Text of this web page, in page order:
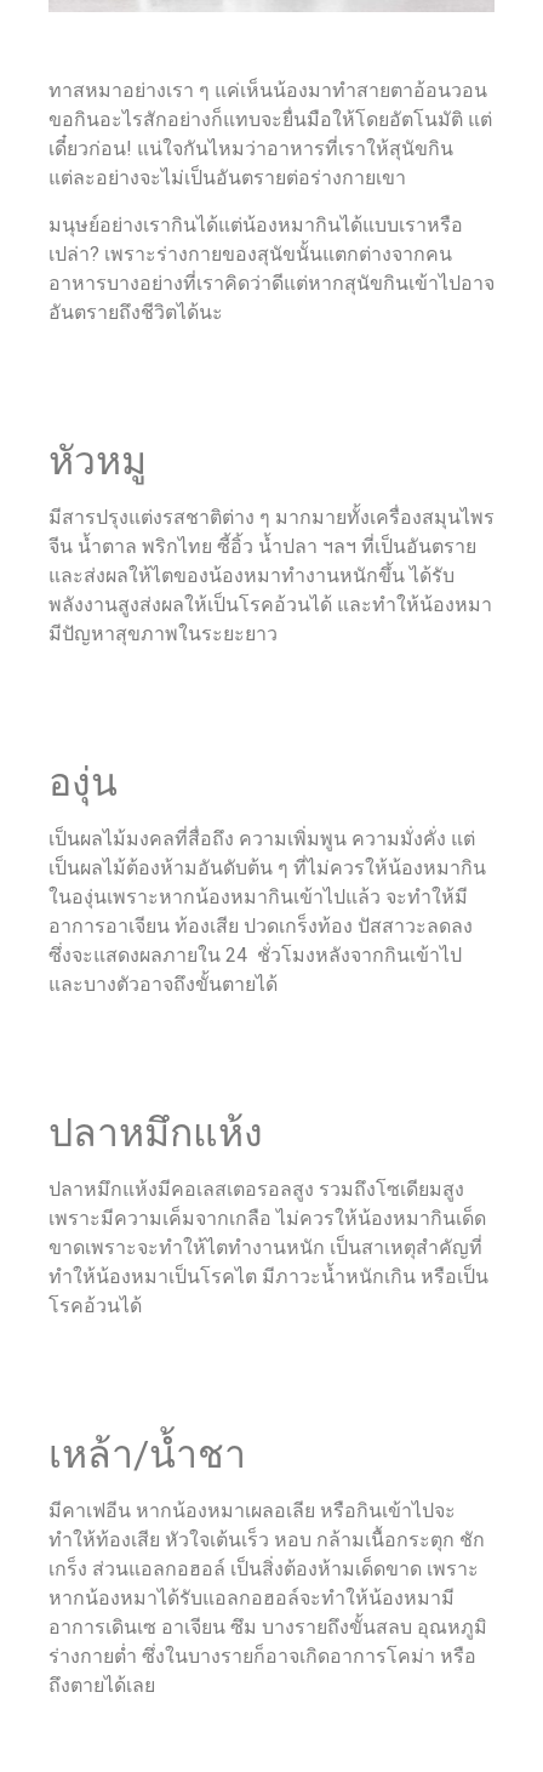
ทาสหมาอย่างเรา ๆ แค่เห็นน้องมาทำสายตาอ้อนวอน
ขอกินอะไรสักอย่างก็แทบจะยื่นมือให้โดยอัตโนมัติ แต่
เดี๋ยวก่อน! แน่ใจกันไหมว่าอาหารที่เราให้สุนัขกิน
แต่ละอย่างจะไม่เป็นอันตรายต่อร่างกายเขา
มนุษย์อย่างเรากินได้แต่น้องหมากินได้แบบเราหรือ
เปล่า? เพราะร่างกายของสุนัขนั้นแตกต่างจากคน
อาหารบางอย่างที่เราคิดว่าดีแต่หากสุนัขกินเข้าไปอาจ
อันตรายถึงชีวิตได้นะ
หัวหมู
มีสารปรุงแต่งรสชาติต่าง ๆ มากมายทั้งเครื่องสมุนไพร
จีน น้ำตาล พริกไทย ซี้อิ้ว น้ำปลา ฯลฯ ที่เป็นอันตราย
และส่งผลให้ไตของน้องหมาทำงานหนักขึ้น ได้รับ
พลังงานสูงส่งผลให้เป็นโรคอ้วนได้ และทำให้น้องหมา
มีปัญหาสุขภาพในระยะยาว
องุ่น
เป็นผลไม้มงคลที่สื่อถึง ความเพิ่มพูน ความมั่งคั่ง แต่
เป็นผลไม้ต้องห้ามอันดับต้น ๆ ที่ไม่ควรให้น้องหมากิน
ในองุ่นเพราะหากน้องหมากินเข้าไปแล้ว จะทำให้มี
อาการอาเจียน ท้องเสีย ปวดเกร็งท้อง ปัสสาวะลดลง
ซึ่งจะแสดงผลภายใน 24 ชั่วโมงหลังจากกินเข้าไป
และบางตัวอาจถึงขั้นตายได้
ปลาหมึกแห้ง
ปลาหมึกแห้งมีคอเลสเตอรอลสูง รวมถึงโซเดียมสูง
เพราะมีความเค็มจากเกลือ ไม่ควรให้น้องหมากินเด็ด
ขาดเพราะจะทำให้ไตทำงานหนัก เป็นสาเหตุสำคัญที่
ทำให้น้องหมาเป็นโรคไต มีภาวะน้ำหนักเกิน หรือเป็น
โรคอ้วนได้
เหล้า/น้ำชา
มีคาเฟอีน หากน้องหมาเผลอเลีย หรือกินเข้าไปจะ
ทำให้ท้องเสีย หัวใจเต้นเร็ว หอบ กล้ามเนื้อกระตุก ชัก
เกร็ง ส่วนแอลกอฮอล์ เป็นสิ่งต้องห้ามเด็ดขาด เพราะ
หากน้องหมาได้รับแอลกอฮอล์จะทำให้น้องหมามี
อาการเดินเซ อาเจียน ซึม บางรายถึงขั้นสลบ อุณหภูมิ
ร่างกายต่ำ ซึ่งในบางรายก็อาจเกิดอาการโคม่า หรือ
ถึงตายได้เลย